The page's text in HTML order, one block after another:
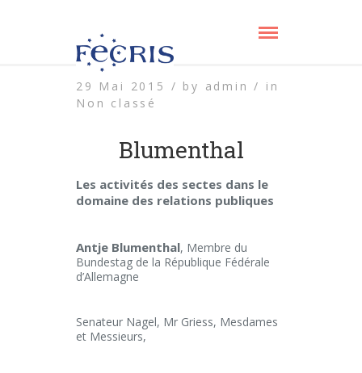
29 Mai 2015 / by admin / in
Non classé
Blumenthal
Les activités des sectes dans le
domaine des relations publiques
Antje Blumenthal, Membre du
Bundestag de la République Fédérale
d’Allemagne
Senateur Nagel, Mr Griess, Mesdames
et Messieurs,